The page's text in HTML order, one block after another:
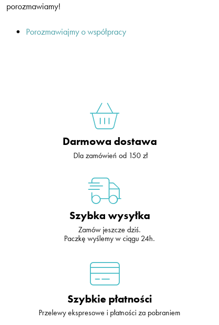
porozmawiamy!
Porozmawiajmy o współpracy
Darmowa dostawa
Dla zamówień od 150 zł
Szybka wysyłka
Zamów jeszcze dziś.
Paczkę wyślemyw ciągu 24h.
Szybkie płatności
Przelewy ekspresowe i płatności za pobraniem